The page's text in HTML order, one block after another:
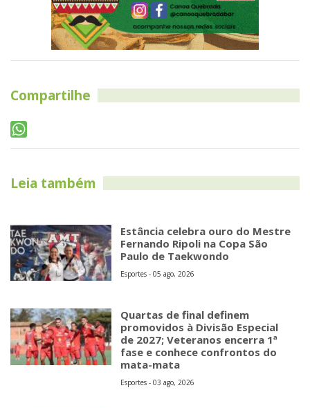
Compartilhe
Leia também
Estância celebra ouro do Mestre
Fernando Ripoli na Copa São
Paulo de Taekwondo
Esportes - 05 ago, 2026
Quartas de final definem
promovidos à Divisão Especial
de 2027; Veteranos encerra 1ª
fase e conhece confrontos do
mata-mata
Esportes - 03 ago, 2026